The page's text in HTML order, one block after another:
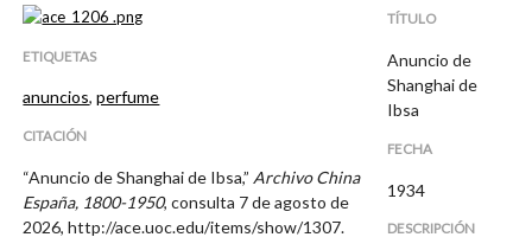
ETIQUETAS
anuncios,perfume
CITACIÓN
“Anuncio de Shanghai de Ibsa,” Archivo China
España, 1800-1950, consulta 7 de agosto de
2026,http://ace.uoc.edu/items/show/1307.
TÍTULO
Anuncio de
Shanghai de
Ibsa
FECHA
1934
DESCRIPCIÓN